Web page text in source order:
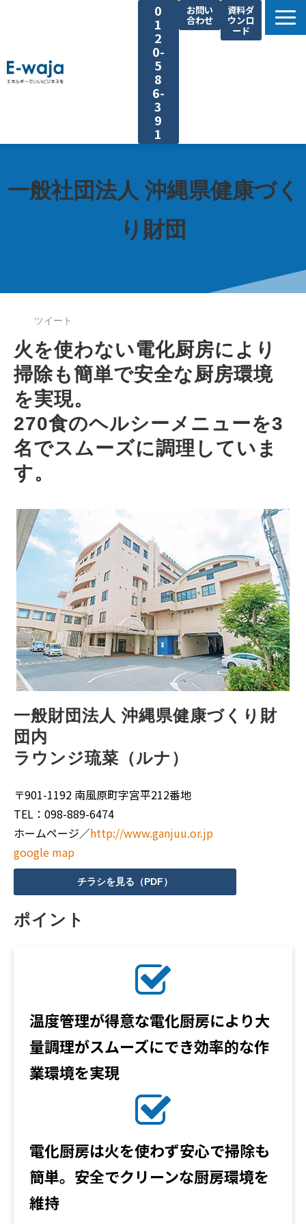
0
1
2
0-
5
8
6-
3
9
1
お問い
合わせ
資料ダ
ウンロ
ード
サービス一覧
業種別ご提案
課題別ご提案
一般社団法人 沖縄県健康づく
り財団
ツイート
火を使わない電化厨房により
掃除も簡単で安全な厨房環境
を実現。
270食のヘルシーメニューを3
名でスムーズに調理していま
す。
一般財団法人 沖縄県健康づくり財
団内
ラウンジ琉菜（ルナ）
〒901-1192 南風原町字宮平212番地
TEL：098-889-6474
ホームページ／http://www.ganjuu.or.jp
google map
チラシを見る（PDF）
ポイント
温度管理が得意な電化厨房により大
量調理がスムーズにでき効率的な作
業環境を実現
電化厨房は火を使わず安心で掃除も
簡単。安全でクリーンな厨房環境を
維持